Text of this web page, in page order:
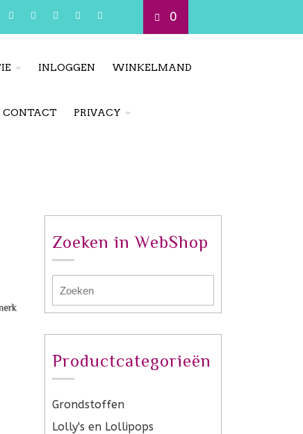
0
INLOGGEN WINKELMAND
CONTACT PRIVACY
Zoeken in WebShop
Productcategorieën
Grondstoffen
Lolly's en Lollipops